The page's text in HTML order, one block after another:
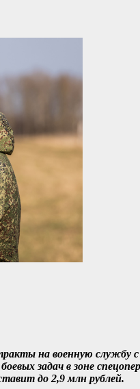
на военную службу
задач в зоне
до 2,9 млн рублей.